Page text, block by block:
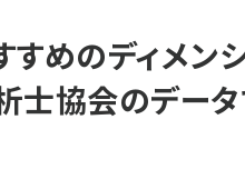
めのディメンシ
士協会のデー